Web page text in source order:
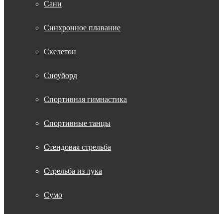
Сани
Синхронное плавание
Скелетон
Сноуборд
Спортивная гимнастика
Спортивные танцы
Стендовая стрельба
Стрельба из лука
Сумо